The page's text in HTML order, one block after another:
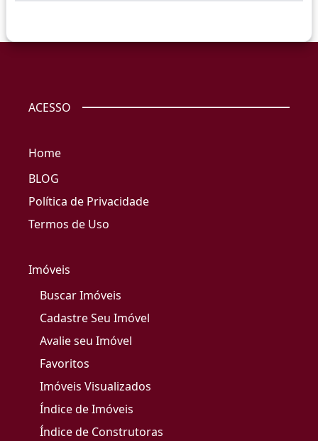
ACESSO
Home
BLOG
Política de Privacidade
Termos de Uso
Imóveis
Buscar Imóveis
Cadastre Seu Imóvel
Avalie seu Imóvel
Favoritos
Imóveis Visualizados
Índice de Imóveis
Índice de Construtoras